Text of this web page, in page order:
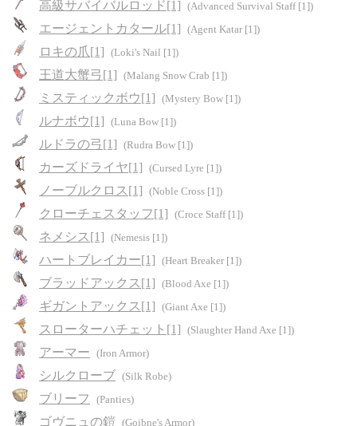
高級サバイバルロッド[1] (Advanced Survival Staff [1])
エージェントカタール[1] (Agent Katar [1])
ロキの爪[1] (Loki's Nail [1])
王道大蟹弓[1] (Malang Snow Crab [1])
ミスティックボウ[1] (Mystery Bow [1])
ルナボウ[1] (Luna Bow [1])
ルドラの弓[1] (Rudra Bow [1])
カーズドライヤ[1] (Cursed Lyre [1])
ノーブルクロス[1] (Noble Cross [1])
クローチェスタッフ[1] (Croce Staff [1])
ネメシス[1] (Nemesis [1])
ハートブレイカー[1] (Heart Breaker [1])
ブラッドアックス[1] (Blood Axe [1])
ギガントアックス[1] (Giant Axe [1])
スローターハチェット[1] (Slaughter Hand Axe [1])
アーマー (Iron Armor)
シルクローブ (Silk Robe)
ブリーフ (Panties)
ゴヴニュの鎧 (Goibne's Armor)